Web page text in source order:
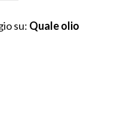
su: Quale olio